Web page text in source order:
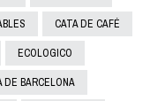
CATA DE CAFÉ
ECOLOGICO
DE BARCELONA